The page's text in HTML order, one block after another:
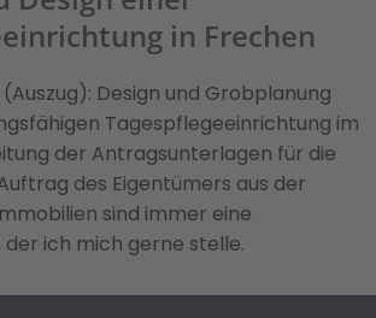
in Frechen
Design und Grobplanung
Tagespflegeeinrichtung im
der Antragsunterlagen für die
des Eigentümers aus der
sind immer eine
der ich mich gerne stelle.